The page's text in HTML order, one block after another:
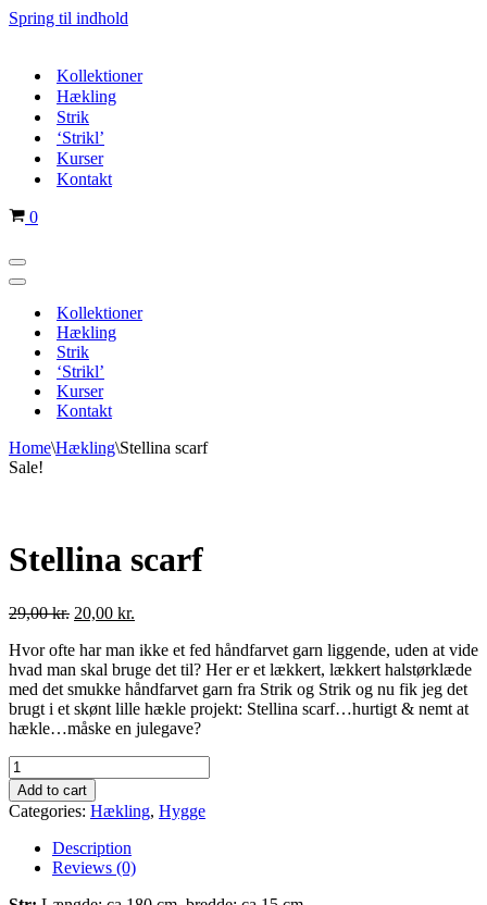
Spring til indhold
Kollektioner
Hækling
Strik
‘Strikl’
Kurser
Kontakt
Indkøbskurv
0
Navigation
menu
Navigation
Kollektioner
Hækling
Strik
‘Strikl’
Kurser
Kontakt
Home\Hækling\Stellina scarf
Sale!
Stellina scarf
29,00kr. 20,00 kr.
Hvor ofte har man ikke et fed håndfarvet garn liggende, uden at vide
hvad man skal bruge det til? Her er et lækkert, lækkert halstørklæde
med det smukke håndfarvet garn fra Strik og Strik og nu fik jeg det
brugt i et skønt lille hækle projekt: Stellina scarf…hurtigt & nemt at
hækle…måske en julegave?
Stellina
scarf
quantity
Add to cart
Categories: Hækling, Hygge
Description
Reviews (0)